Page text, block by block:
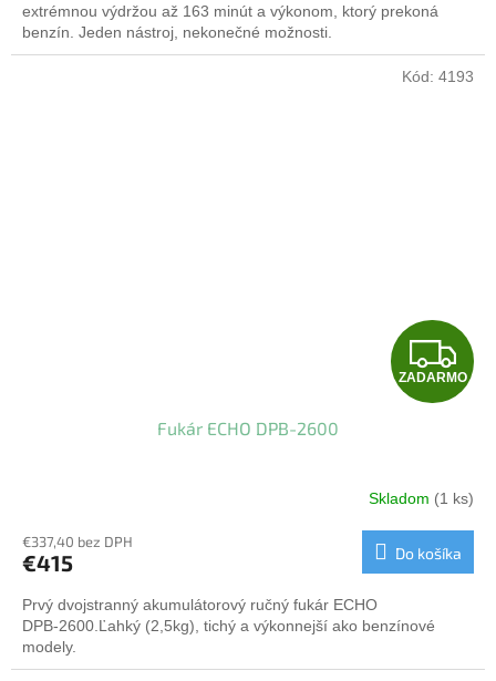
extrémnou výdržou až 163 minút a výkonom, ktorý prekoná
benzín. Jeden nástroj, nekonečné možnosti.
Z
A
A
R
M
ZADARMO
Fukár ECHO DPB-2600
Skladom (1 ks)
€337,40 bez DPH
€415 Do košíka
Prvý dvojstranný akumulátorový ručný fukár ECHO
DPB‑2600.Ľahký (2,5kg), tichý a výkonnejší ako benzínové
modely.
Kód: 4193